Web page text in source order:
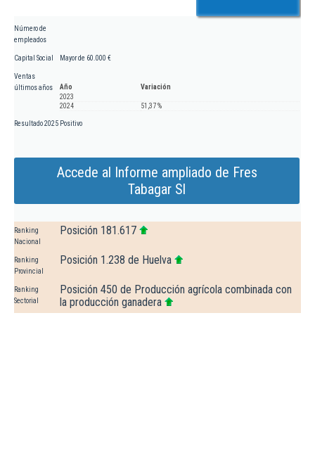
Número de
empleados
Capital Social Mayor de 60.000 €
Ventas
últimos años
Año
Variación
2023
2024
51,37 %
Resultado 2025 Positivo
Accede al Informe ampliado de Fres
Tabagar Sl
Ranking
Nacional
Posición 181.617
Ranking
Provincial
Posición 1.238 de Huelva
Ranking
Sectorial
Posición 450 de Producción agrícola combinada con
la producción ganadera